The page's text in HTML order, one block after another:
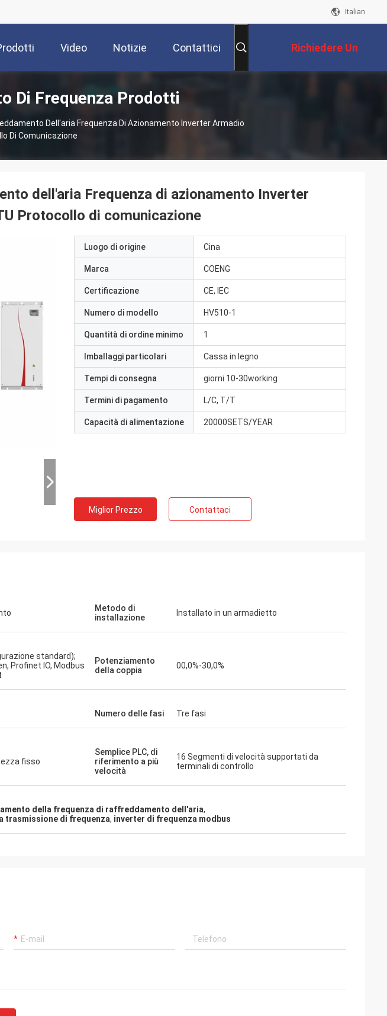
Italian
Video Notizie Contattici Richiedere Un
Preventivo
Di Frequenza Prodotti
Dell'aria Frequenza Di Azionamento Inverter Armadio
Di Comunicazione
sensibile. L'unità che abbiamo acquistato
funziona in modo silenzioso e mantiene
una coppia costante. La qualità supera
abbiamo utilizzato, a una frazione del
costo. Eccezionale per applicazioni
non solo corrispondeva perfettamente,
ma era anche più conveniente del nostro
dell'aria Frequenza di azionamento Inverter
Protocollo di comunicazione
Luogo di origine Cina
Marca COENG
Certificazione CE, IEC
Numero di modello HV510-1
Quantità di ordine minimo 1
Imballaggi particolari Cassa in legno
Tempi di consegna giorni 10-30working
Termini di pagamento L/C, T/T
Capacità di alimentazione 20000SETS/YEAR
Miglior Prezzo Contattaci
Metodo di
installazione
Installato in un armadietto
standard);
Profinet IO, Modbus
Potenziamento
della coppia
00,0%-30,0%
Numero delle fasi Tre fasi
fisso
Semplice PLC, di
riferimento a più
velocità
16 Segmenti di velocità supportati da
terminali di controllo
della frequenza di raffreddamento dell'aria,
trasmissione di frequenza, inverter di frequenza modbus